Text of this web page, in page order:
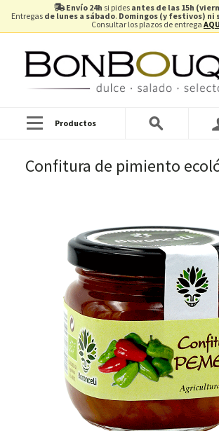
Envío 24h si pides antes de las 15h
Entregas de lunes a sábado. Domingos (y festivos) ni
Consultar los plazos de entrega
Productos
Confitura de pimiento